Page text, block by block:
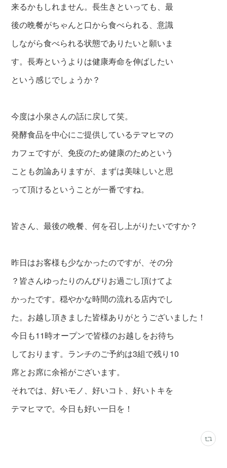
来るかもしれません。長生きといっても、最
後の晩餐がちゃんと口から食べられる、意識
しながら食べられる状態でありたいと願いま
す。長寿というよりは健康寿命を伸ばしたい
という感じでしょうか？
今度は小泉さんの話に戻して笑。
発酵食品を中心にご提供しているテマヒマの
カフェですが、免疫のため健康のためという
ことも勿論ありますが、まずは美味しいと思
って頂けるということが一番ですね。
皆さん、最後の晩餐、何を召し上がりたいですか？
昨日はお客様も少なかったのですが、その分
？皆さんゆったりのんびりお過ごし頂けてよ
かったです。穏やかな時間の流れる店内でし
た。お越し頂きました皆様ありがとうございました！
今日も11時オープンで皆様のお越しをお待ち
しております。ランチのご予約は3組で残り10
席とお席に余裕がございます。
それでは、好いモノ、好いコト、好いトキを
テマヒマで。今日も好い一日を！